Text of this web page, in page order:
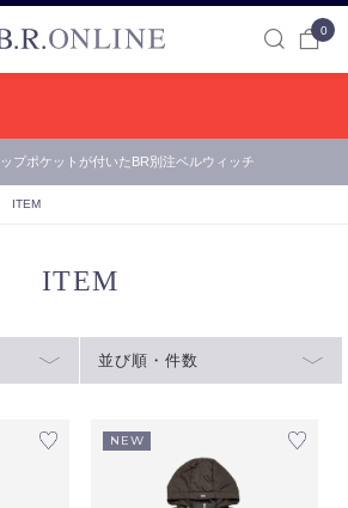
0
部店舗の夏期休業期間とお盆期間による配…
ITEM
ITEM
並び順・件数
NEW